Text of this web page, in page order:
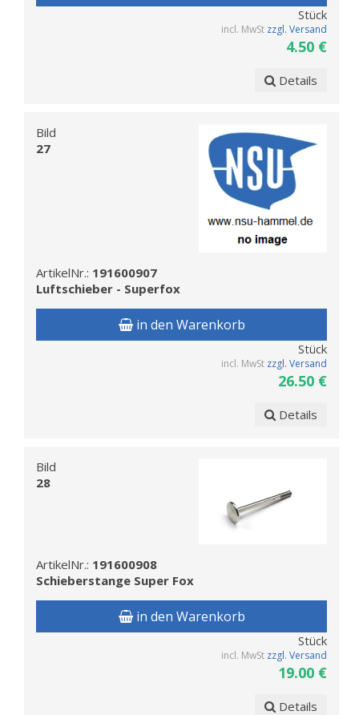
Stück
incl. MwSt zzgl. Versand
4.50 €
Details
Bild
27
ArtikelNr.: 191600907
Luftschieber - Superfox
in den Warenkorb
Stück
incl. MwSt zzgl. Versand
26.50 €
Details
Bild
28
ArtikelNr.: 191600908
Schieberstange Super Fox
in den Warenkorb
Stück
incl. MwSt zzgl. Versand
19.00 €
Details